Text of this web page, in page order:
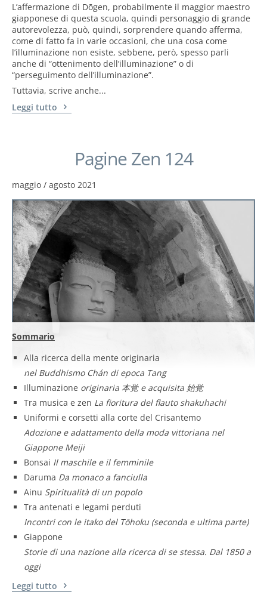
L’affermazione di Dōgen, probabilmente il maggior maestro
giapponese di questa scuola, quindi personaggio di grande
autorevolezza, può, quindi, sorprendere quando afferma,
come di fatto fa in varie occasioni, che una cosa come
l’illuminazione non esiste, sebbene, però, spesso parli
anche di “ottenimento dell’illuminazione” o di
“perseguimento dell’illuminazione”.
Tuttavia, scrive anche...
Leggi tutto
Pagine Zen 124
maggio / agosto 2021
Sommario
Alla ricerca della mente originaria
nel Buddhismo Chán di epoca Tang
Illuminazione originaria 本覚 e acquisita 始覚
Tra musica e zen La fioritura del flauto shakuhachi
Uniformi e corsetti alla corte del Crisantemo
Adozione e adattamento della moda vittoriana nel
Giappone Meiji
Bonsai Il maschile e il femminile
Daruma Da monaco a fanciulla
Ainu Spiritualità di un popolo
Tra antenati e legami perduti
Incontri con le itako del Tōhoku (seconda e ultima parte)
Giappone
Storie di una nazione alla ricerca di se stessa. Dal 1850 a
oggi
Leggi tutto